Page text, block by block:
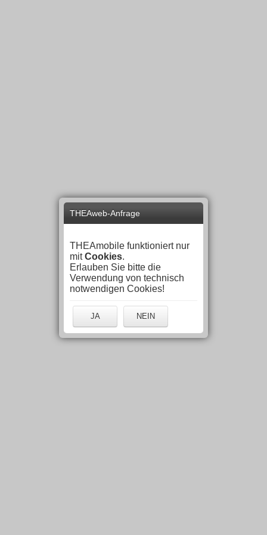
THEAweb-Anfrage
THEAmobile funktioniert nur
mitCookies.
Erlauben Sie bitte die
Verwendung von technisch
notwendigen Cookies!
JA NEIN